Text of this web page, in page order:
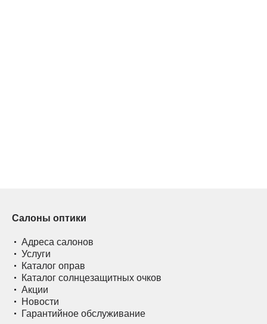
Салоны оптики
Адреса салонов
Услуги
Каталог оправ
Каталог солнцезащитных очков
Акции
Новости
Гарантийное обслуживание